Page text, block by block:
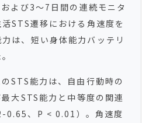
よび3～7日間の連続モニタ
STS遷移における角速度を
は、短い身体能力バッテリ
STS能力は、自由行動時の
大STS能力と中等度の関連
0.65、P < 0.01）。角速度